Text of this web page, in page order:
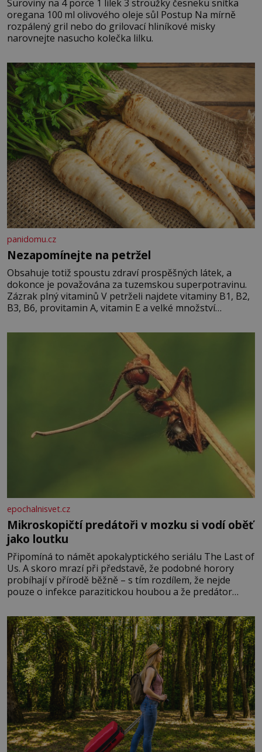
Suroviny na 4 porce 1 lilek 3 stroužky česneku snítka
oregana 100 ml olivového oleje sůl Postup Na mírně
rozpálený gril nebo do grilovací hliníkové misky
narovnejte nasucho kolečka lilku.
panidomu.cz
Nezapomínejte na petržel
Obsahuje totiž spoustu zdraví prospěšných látek, a
dokonce je považována za tuzemskou superpotravinu.
Zázrak plný vitaminů V petrželi najdete vitaminy B1, B2,
B3, B6, provitamin A, vitamin E a velké množství
pomeranč, v kořeni je také, ale je ho desetkrát méně), a
epochalnisvet.cz
Mikroskopičtí predátoři v mozku si vodí oběť
jako loutku
Připomíná to námět apokalyptického seriálu The Last of
Us. A skoro mrazí při představě, že podobné horory
probíhají v přírodě běžně – s tím rozdílem, že nejde
pouze o infekce parazitickou houbou a že predátor
živočichy, než je člověk. Najít skutečné zombie není nic
nemožného ani v naší přírodě.